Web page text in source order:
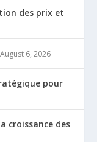
des prix et
August 6, 2026
pour
croissance des